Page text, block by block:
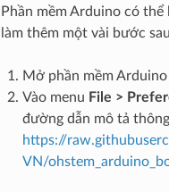
Phần mềm Arduino có
làm thêm một vài bước
Mở phần mềm
Vào menu File >
đường dẫn mô tả
https://
VN/